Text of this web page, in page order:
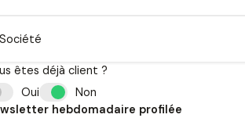
Société
Oui Non
êtes déjà client ?
hebdomadaire profilée